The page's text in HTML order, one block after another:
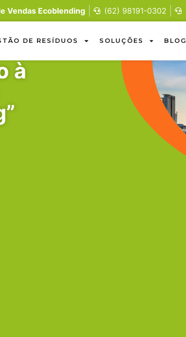
Vendas Ecoblending (62) 98191-0302
DE RESÍDUOS SOLUÇÕES BLOG
à